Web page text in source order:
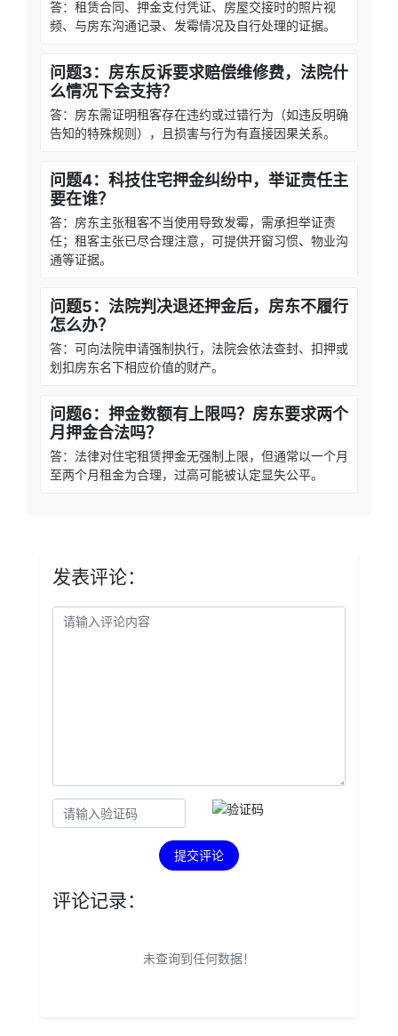
答：租赁合同、押金支付凭证、房屋交接时的照片视
频、与房东沟通记录、发霉情况及自行处理的证据。
问题3：房东反诉要求赔偿维修费，法院什
么情况下会支持？
答：房东需证明租客存在违约或过错行为（如违反明确
告知的特殊规则），且损害与行为有直接因果关系。
问题4：科技住宅押金纠纷中，举证责任主
要在谁？
答：房东主张租客不当使用导致发霉，需承担举证责
任；租客主张已尽合理注意，可提供开窗习惯、物业沟
通等证据。
问题5：法院判决退还押金后，房东不履行
怎么办？
答：可向法院申请强制执行，法院会依法查封、扣押或
划扣房东名下相应价值的财产。
问题6：押金数额有上限吗？房东要求两个
月押金合法吗？
答：法律对住宅租赁押金无强制上限，但通常以一个月
至两个月租金为合理，过高可能被认定显失公平。
发表评论：
提交评论
评论记录：
未查询到任何数据！